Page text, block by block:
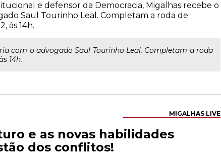
e defensor da Democracia, Migalhas recebe o
Saul Tourinho Leal. Completam a roda de
às 14h.
com o advogado Saul Tourinho Leal. Completam a roda
14h.
MIGALHAS LIVE
e as novas habilidades
dos conflitos!